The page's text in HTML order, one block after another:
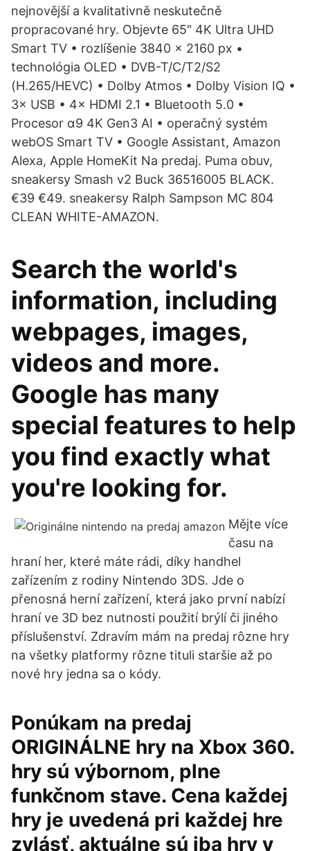
nejnovější a kvalitativně neskutečně
propracované hry. Objevte 65" 4K Ultra UHD
Smart TV • rozlíšenie 3840 × 2160 px •
technológia OLED • DVB-T/C/T2/S2
(H.265/HEVC) • Dolby Atmos • Dolby Vision IQ •
3× USB • 4× HDMI 2.1 • Bluetooth 5.0 •
Procesor α9 4K Gen3 AI • operačný systém
webOS Smart TV • Google Assistant, Amazon
Alexa, Apple HomeKit Na predaj. Puma obuv,
sneakersy Smash v2 Buck 36516005 BLACK.
€39 €49. sneakersy Ralph Sampson MC 804
CLEAN WHITE-AMAZON.
Search the world's
information, including
webpages, images,
videos and more.
Google has many
special features to help
you find exactly what
you're looking for.
Mějte více
času na
hraní her, které máte rádi, díky handhel
zařízením z rodiny Nintendo 3DS. Jde o
přenosná herní zařízení, která jako první nabízí
hraní ve 3D bez nutnosti použití brýlí či jiného
příslušenství. Zdravím mám na predaj rôzne hry
na všetky platformy rôzne tituli staršie až po
nové hry jedna sa o kódy.
Ponúkam na predaj
ORIGINÁLNE hry na Xbox 360.
hry sú výbornom, plne
funkčnom stave. Cena každej
hry je uvedená pri každej hre
zvlásť, aktuálne sú iba hry v